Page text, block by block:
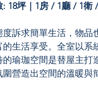
: 18坪｜1房 / 1廳 / 1衛
度訴求簡單生活，物品
的生活享受。全室以系
的瑜珈空間是替屋主打
營造出空間的溫暖與